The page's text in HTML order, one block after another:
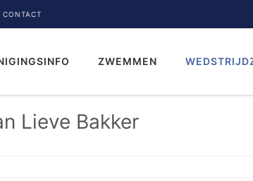
CONTACT
ZWEMMEN
Lieve Bakker